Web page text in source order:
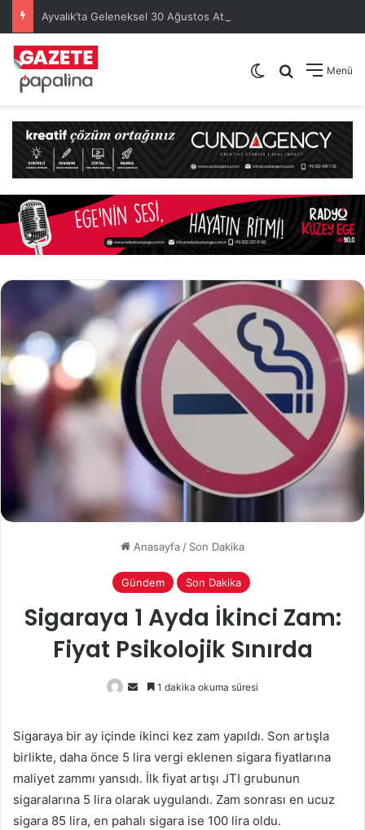
Menü
Arama yap
Dış görünümü
Anasayfa/ Son Dakika
Gündem Son Dakika
Sigaraya 1 Ayda İkinci Zam:
Fiyat Psikolojik Sınırda
Bir
göndermek
1 dakika okuma süresi
Sigaraya bir ay içinde ikinci kez zam yapıldı. Son artışla
birlikte, daha önce 5 lira vergi eklenen sigara fiyatlarına
maliyet zammı yansıdı. İlk fiyat artışı JTI grubunun
sigaralarına 5 lira olarak uygulandı. Zam sonrası en ucuz
sigara 85 lira, en pahalı sigara ise 100 lira oldu.